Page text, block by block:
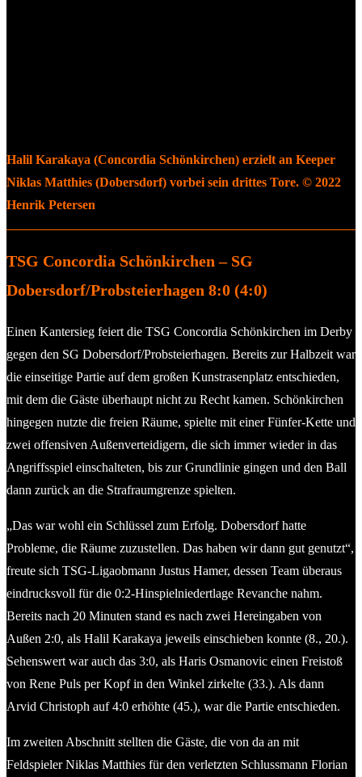
Halil Karakaya (Concordia Schönkirchen) erzielt an Keeper
Niklas Matthies (Dobersdorf) vorbei sein drittes Tore. © 2022
Henrik Petersen
TSG Concordia Schönkirchen – SG
Dobersdorf/Probsteierhagen 8:0 (4:0)
Einen Kantersieg feiert die TSG Concordia Schönkirchen im Derby
gegen den SG Dobersdorf/Probsteierhagen. Bereits zur Halbzeit war
die einseitige Partie auf dem großen Kunstrasenplatz entschieden,
mit dem die Gäste überhaupt nicht zu Recht kamen. Schönkirchen
hingegen nutzte die freien Räume, spielte mit einer Fünfer-Kette und
zwei offensiven Außenverteidigern, die sich immer wieder in das
Angriffsspiel einschalteten, bis zur Grundlinie gingen und den Ball
dann zurück an die Strafraumgrenze spielten.
„Das war wohl ein Schlüssel zum Erfolg. Dobersdorf hatte
Probleme, die Räume zuzustellen. Das haben wir dann gut genutzt“,
freute sich TSG-Ligaobmann Justus Hamer, dessen Team überaus
eindrucksvoll für die 0:2-Hinspielniedertlage Revanche nahm.
Bereits nach 20 Minuten stand es nach zwei Hereingaben von
Außen 2:0, als Halil Karakaya jeweils einschieben konnte (8., 20.).
Sehenswert war auch das 3:0, als Haris Osmanovic einen Freistoß
von Rene Puls per Kopf in den Winkel zirkelte (33.). Als dann
Arvid Christoph auf 4:0 erhöhte (45.), war die Partie entschieden.
Im zweiten Abschnitt stellten die Gäste, die von da an mit
Feldspieler Niklas Matthies für den verletzten Schlussmann Florian